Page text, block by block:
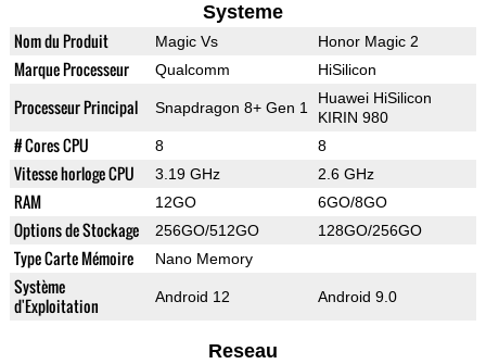
Systeme
Nom du Produit Magic Vs Honor Magic 2
Marque Processeur Qualcomm HiSilicon
Processeur Principal Snapdragon 8+ Gen 1
Huawei HiSilicon
KIRIN 980
# Cores CPU 8 8
Vitesse horloge CPU 3.19 GHz 2.6 GHz
RAM 12GO 6GO/8GO
Options de Stockage 256GO/512GO 128GO/256GO
Type Carte Mémoire Nano Memory
Système
d'Exploitation
Android 12 Android 9.0
Reseau